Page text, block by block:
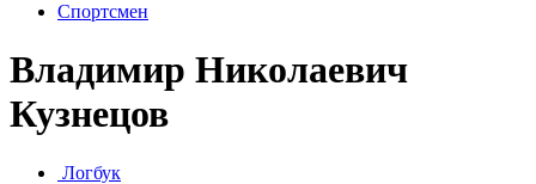
Спортсмен
Владимир Николаевич
Кузнецов
Логбук